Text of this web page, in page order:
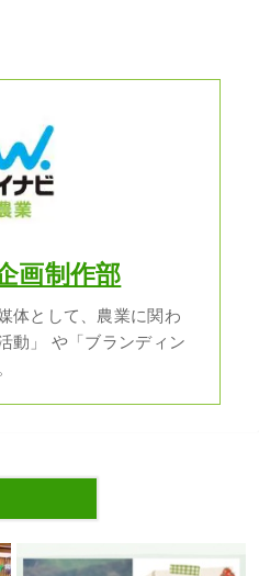
画制作部
体として、農業に関わ
動」 や「ブランディン